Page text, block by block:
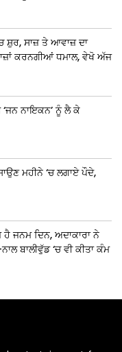
ਸ਼ੁਰ, ਸਾਜ਼ ਤੇ ਆਵਾਜ਼ ਦਾ
ਕਰਨਗੀਆਂ ਧਮਾਲ, ਵੇਖੋ ਅੱਜ
‘ਜਨ ਨਾਇਕਨ’ ਨੂੰ ਲੈ ਕੇ
ਮਹੀਨੇ ‘ਚ ਲਗਾਏ ਪੌਦੇ,
ਹੈ ਜਨਮ ਦਿਨ, ਅਦਾਕਾਰਾ ਨੇ
ਬਾਲੀਵੁੱਡ ‘ਚ ਵੀ ਕੀਤਾ ਕੰਮ